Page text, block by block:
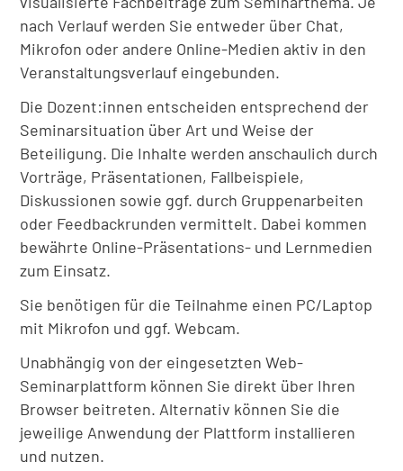
nach Verlauf werden Sie entweder über Chat,
Mikrofon oder andere Online-Medien aktiv in den
Veranstaltungsverlauf eingebunden.
Die Dozent:innen entscheiden entsprechend der
Seminarsituation über Art und Weise der
Beteiligung. Die Inhalte werden anschaulich durch
Vorträge, Präsentationen, Fallbeispiele,
Diskussionen sowie ggf. durch Gruppenarbeiten
oder Feedbackrunden vermittelt. Dabei kommen
bewährte Online-Präsentations- und Lernmedien
zum Einsatz.
Sie benötigen für die Teilnahme einen PC/Laptop
mit Mikrofon und ggf. Webcam.
Unabhängig von der eingesetzten Web-
Seminarplattform können Sie direkt über Ihren
Browser beitreten. Alternativ können Sie die
jeweilige Anwendung der Plattform installieren
und nutzen.